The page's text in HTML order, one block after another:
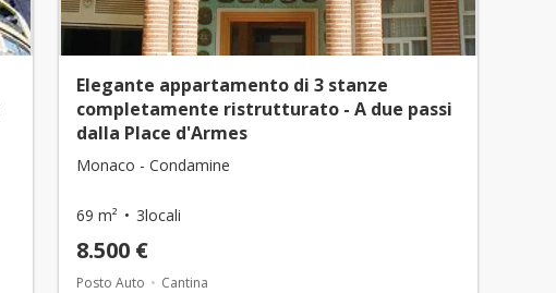
Elegante appartamento di 3 stanze
completamente ristrutturato - A due passi
dalla Place d'Armes
Monaco - Condamine
69 m² 3locali
8.500 €
Posto Auto Cantina